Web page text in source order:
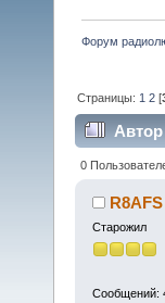
Форум
Страницы: 1 2 [
Автор
0
R8AFS
Старожил
Сообщений: